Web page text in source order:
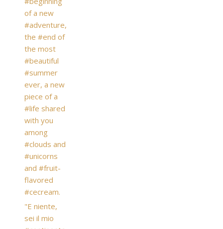
"E niente,
sei il mio